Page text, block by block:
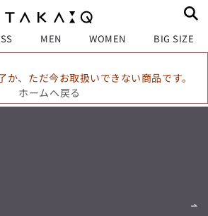
MEN WOMEN BIG SIZE
か、ただ今お取扱いできない商品です。
ホームへ戻る